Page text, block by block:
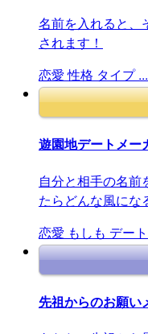
名前を入れると、
されます！
恋愛 性格 タイプ ...
遊園地デートメー
自分と相手の名前
たらどんな風にな
恋愛 もしも デート
先祖からのお願い